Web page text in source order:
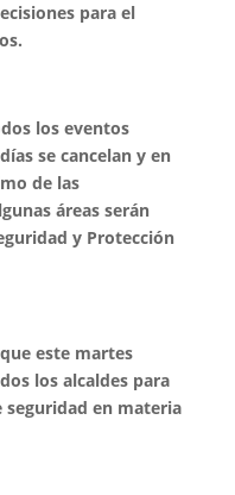
para el
los eventos
se cancelan y en
de las
áreas serán
y Protección
este martes
los alcaldes para
seguridad en materia